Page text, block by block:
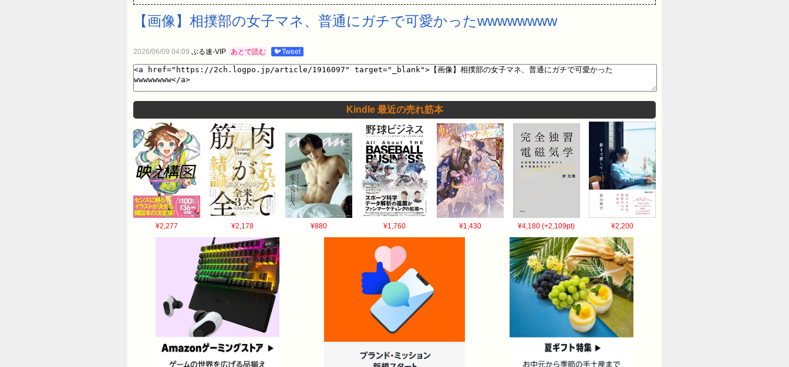
【画像】相撲部の女子マネ、普通にガチで可愛かったwwwwwwww
2026/06/09 04:09 ぶる速-VIP あとで読む 🐦Tweet
Kindle 最近の売れ筋本
¥2,277 ¥2,178 ¥880 ¥1,760 ¥1,430 ¥4,180 (+2,109pt) ¥2,200